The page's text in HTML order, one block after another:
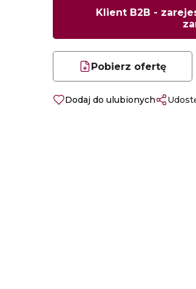
Klient B2B -
Pobierz ofertę
Dodaj do ulubionych